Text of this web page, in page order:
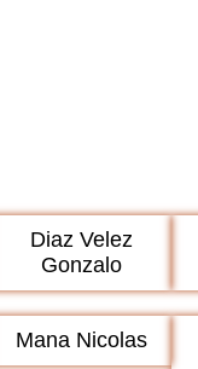
Diaz Velez
Gonzalo
Mana Nicolas